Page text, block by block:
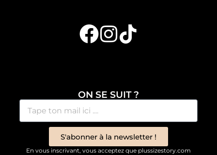
ON SE SUIT ?
S'abonner à la newsletter !
En vous inscrivant, vous acceptez que plussizestory.com